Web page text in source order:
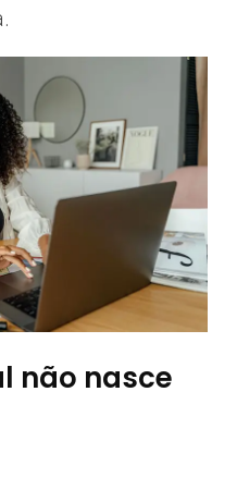
não nasce